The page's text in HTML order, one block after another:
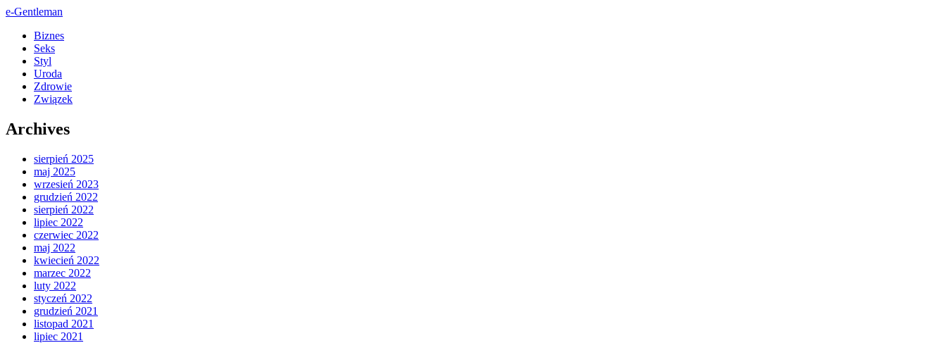
e-Gentleman
Biznes
Seks
Styl
Uroda
Zdrowie
Związek
Archives
sierpień 2025
maj 2025
wrzesień 2023
grudzień 2022
sierpień 2022
lipiec 2022
czerwiec 2022
maj 2022
kwiecień 2022
marzec 2022
luty 2022
styczeń 2022
grudzień 2021
listopad 2021
lipiec 2021